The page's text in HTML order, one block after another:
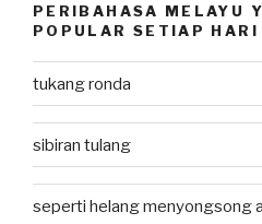
PERIBAHASA MELAYU
POPULAR SETIAP HARI
tukang ronda
sibiran tulang
seperti helang menyongsong